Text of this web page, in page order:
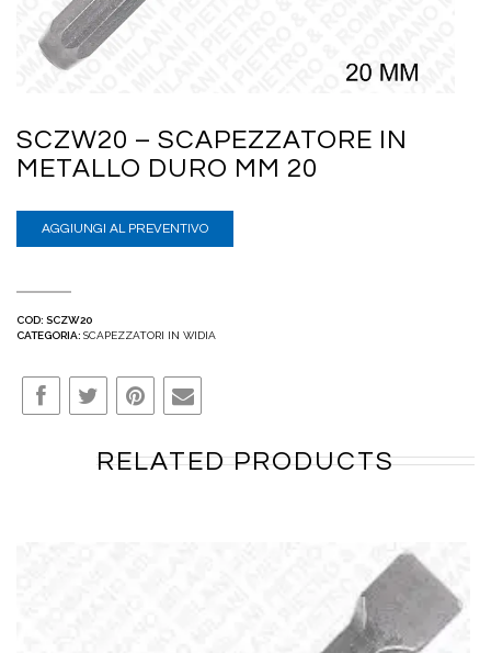
SCZW20 – SCAPEZZATORE IN
METALLO DURO MM 20
AGGIUNGI AL PREVENTIVO
COD: SCZW20
CATEGORIA: SCAPEZZATORI IN WIDIA
RELATED PRODUCTS